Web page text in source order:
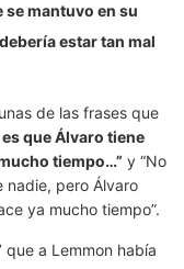
mantuvo en su
estar tan mal
de las frases que
que Álvaro tiene
tiempo…” y “No
nadie, pero Álvaro
ya mucho tiempo”.
que a Lemmon había